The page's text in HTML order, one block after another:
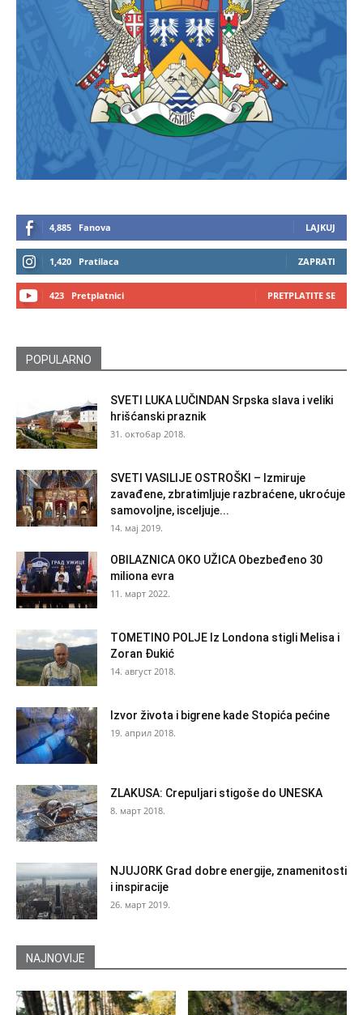
4,885 Fanova LAJKUJ
1,420 Pratilaca ZAPRATI
423 Pretplatnici PRETPLATITE SE
POPULARNO
SVETI LUKA LUČINDAN Srpska slava i veliki
hrišćanski praznik
31. октобар 2018.
SVETI VASILIJE OSTROŠKI – Izmiruje
zavađene, zbratimljuje razbraćene, ukroćuje
samovoljne, isceljuje...
14. мај 2019.
OBILAZNICA OKO UŽICA Obezbeđeno 30
miliona evra
11. март 2022.
TOMETINO POLJE Iz Londona stigli Melisa i
Zoran Đukić
14. август 2018.
Izvor života i bigrene kade Stopića pećine
19. април 2018.
ZLAKUSA: Crepuljari stigoše do UNESKA
8. март 2018.
NJUJORK Grad dobre energije, znamenitosti
i inspiracije
26. март 2019.
NAJNOVIJE